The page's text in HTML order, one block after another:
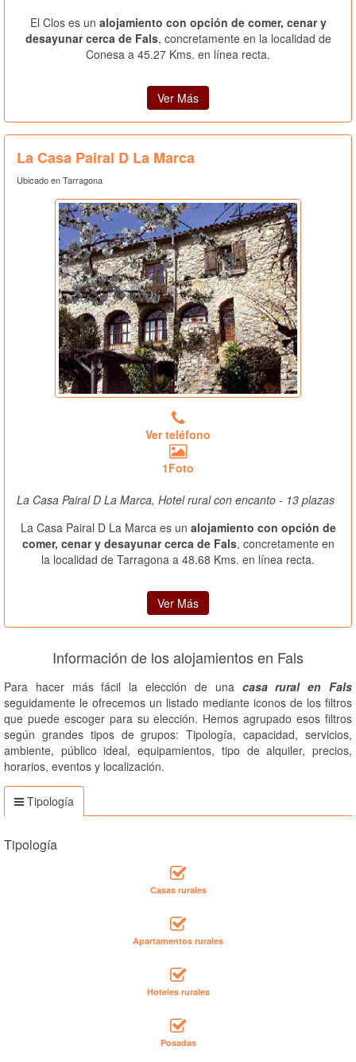
El Clos es un alojamiento con opción de comer, cenar y
desayunar cerca de Fals, concretamente en la localidad de
Conesa a 45.27 Kms. en línea recta.
Ver Más
La Casa Pairal D La Marca
Ubicado en Tarragona
Ver teléfono
1Foto
La Casa Pairal D La Marca, Hotel rural con encanto - 13 plazas
La Casa Pairal D La Marca es un alojamiento con opción de
comer, cenar y desayunar cerca de Fals, concretamente en
la localidad de Tarragona a 48.68 Kms. en línea recta.
Ver Más
Información de los alojamientos en Fals
Para hacer más fácil la elección de una casa rural en Fals
seguidamente le ofrecemos un listado mediante iconos de los filtros
que puede escoger para su elección. Hemos agrupado esos filtros
según grandes tipos de grupos: Tipología, capacidad, servicios,
ambiente, público ideal, equipamientos, tipo de alquiler, precios,
horarios, eventos y localización.
Tipología
Tipología
Casas rurales
Apartamentos rurales
Hoteles rurales
Posadas